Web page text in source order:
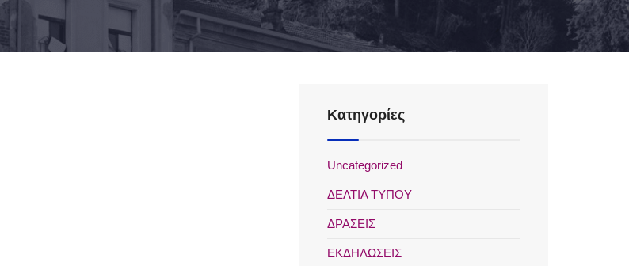
Kατηγορίες
Uncategorized
ΔΕΛΤΙΑ ΤΥΠΟΥ
ΔΡΑΣΕΙΣ
ΕΚΔΗΛΩΣΕΙΣ